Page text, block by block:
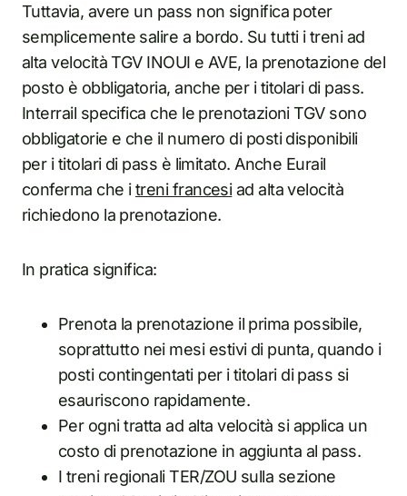
Tuttavia, avere un pass non significa poter
semplicemente salire a bordo. Su tutti i treni ad
alta velocità TGV INOUI e AVE, la prenotazione del
posto è obbligatoria, anche per i titolari di pass.
Interrail specifica che le prenotazioni TGV sono
obbligatorie e che il numero di posti disponibili
per i titolari di pass è limitato. Anche Eurail
conferma che itreni francesiad alta velocità
richiedono la prenotazione.
In pratica significa:
Prenota la prenotazione il prima possibile,
soprattutto nei mesi estivi di punta, quando i
posti contingentati per i titolari di pass si
esauriscono rapidamente.
Per ogni tratta ad alta velocità si applica un
costo di prenotazione in aggiunta al pass.
I treni regionali TER/ZOU sulla sezione